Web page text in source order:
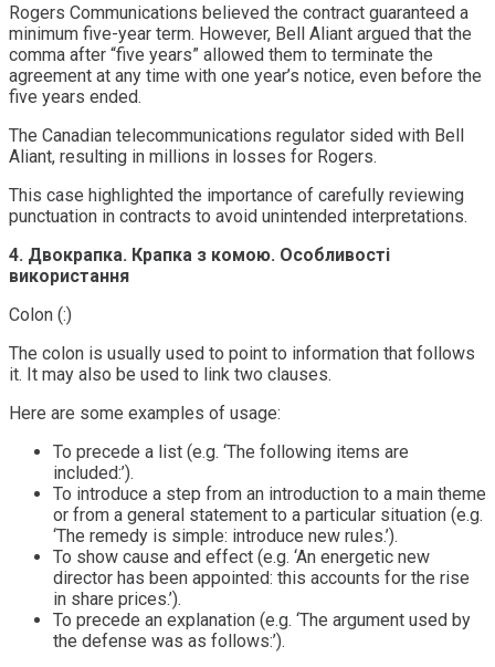
Rogers Communications believed the contract guaranteed a
minimum five-year term. However, Bell Aliant argued that the
comma after “five years” allowed them to terminate the
agreement at any time with one year’s notice, even before the
five years ended.
The Canadian telecommunications regulator sided with Bell
Aliant, resulting in millions in losses for Rogers.
This case highlighted the importance of carefully reviewing
punctuation in contracts to avoid unintended interpretations.
4. Двокрапка. Крапка з комою. Особливості
використання
Colon (:)
The colon is usually used to point to information that follows
it. It may also be used to link two clauses.
Here are some examples of usage:
To precede a list (e.g. ‘The following items are
included:’).
To introduce a step from an introduction to a main theme
or from a general statement to a particular situation (e.g.
‘The remedy is simple: introduce new rules.’).
To show cause and effect (e.g. ‘An energetic new
director has been appointed: this accounts for the rise
in share prices.’).
To precede an explanation (e.g. ‘The argument used by
the defense was as follows:’).